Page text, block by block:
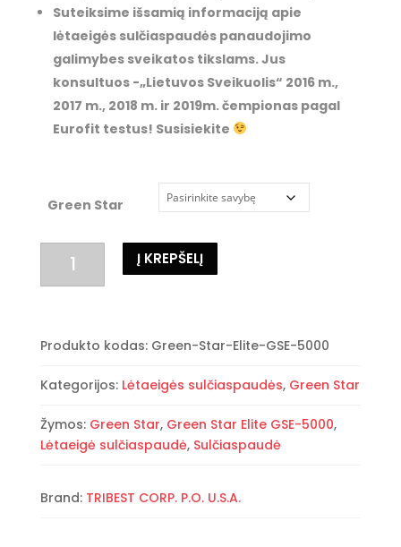
Suteiksime išsamią informaciją apie
lėtaeigės sulčiaspaudės panaudojimo
galimybes sveikatos tikslams. Jus
konsultuos -„Lietuvos Sveikuolis“ 2016 m.,
2017 m., 2018 m. ir 2019m. čempionas pagal
Eurofit testus! Susisiekite
Green Star
kiekis:
Dviejų
Star
GSE-
5000,
5010,
sraigtų
Į KREPŠELĮ
Produkto kodas: Green-Star-Elite-GSE-5000
Kategorijos: Lėtaeigės sulčiaspaudės, Green Star
Žymos: Green Star, Green Star Elite GSE-5000,
Lėtaeigė sulčiaspaudė, Sulčiaspaudė
Brand: TRIBEST CORP. P.O. U.S.A.